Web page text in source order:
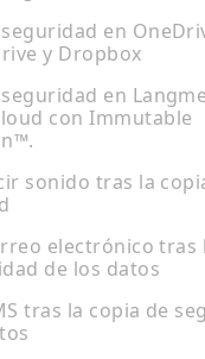
en
y Dropbox
en
con Immutable
sonido tras la
electrónico tras
de los datos
tras la copia de